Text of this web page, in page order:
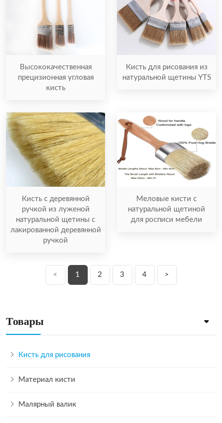
Высококачественная
прецизионная угловая
кисть
Кисть для рисования из
натуральной щетины YTS
Кисть с деревянной
ручкой из луженой
натуральной щетины с
лакированной деревянной
ручкой
Меловые кисти с
натуральной щетиной
для росписи мебели
< 1 2 3 4 >
Товары
Кисть для рисования
Материал кисти
Малярный валик